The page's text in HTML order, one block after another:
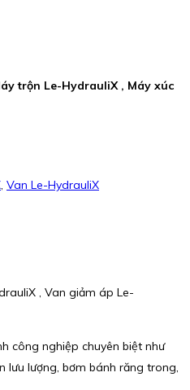
trộn Le-HydrauliX , Máy xúc
Van Le-HydrauliX
, Van giảm áp Le-
công nghiệp chuyên biệt như
lượng, bơm bánh răng trong,